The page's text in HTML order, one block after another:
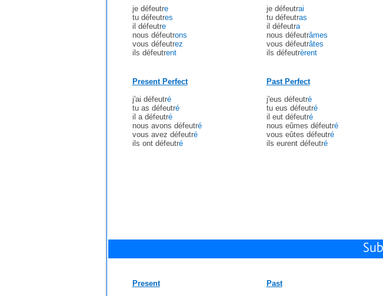
je défeutre
tu défeutres
il défeutre
nous défeutrons
vous défeutrez
ils défeutrent
je défeutrai
tu défeutras
il défeutra
nous défeutrâmes
vous défeutrâtes
ils défeutrèrent
Present Perfect
j'ai défeutré
tu as défeutré
il a défeutré
nous avons défeutré
vous avez défeutré
ils ont défeutré
Past Perfect
j'eus défeutré
tu eus défeutré
il eut défeutré
nous eûmes défeutré
vous eûtes défeutré
ils eurent défeutré
Present
Past